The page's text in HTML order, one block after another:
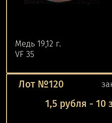
Медь 19,12 г.
VF 35
Лот №120
1,5 рубля - 10